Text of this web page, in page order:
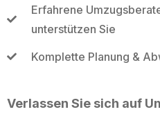
Erfahrene
unterstützen Sie
Komplette Planung &
Verlassen Sie sich auf